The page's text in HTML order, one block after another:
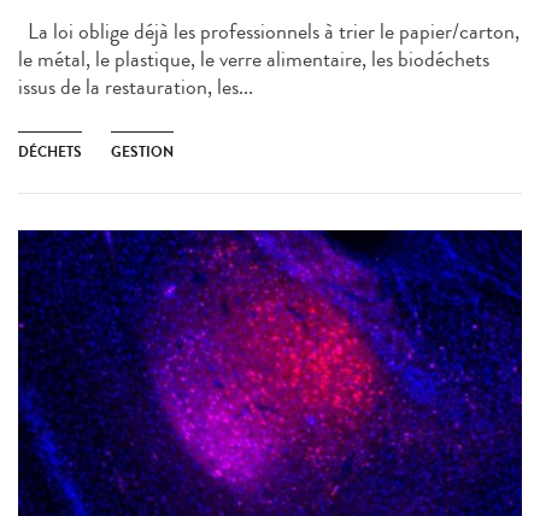
La loi oblige déjà les professionnels à trier le papier/carton,
le métal, le plastique, le verre alimentaire, les biodéchets
issus de la restauration, les...
DÉCHETS GESTION